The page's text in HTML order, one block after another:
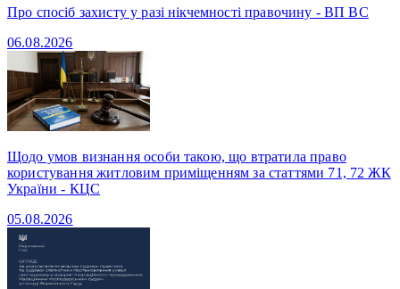
Про спосіб захисту у разі нікчемності правочину - ВП ВС
06.08.2026
Щодо умов визнання особи такою, що втратила право
користування житловим приміщенням за статтями 71, 72 ЖК
України - КЦС
05.08.2026